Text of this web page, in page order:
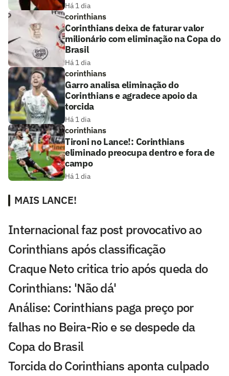
Há 1 dia
corinthians
Corinthians deixa de faturar valor
milionário com eliminação na Copa do
Brasil
Há 1 dia
corinthians
Garro analisa eliminação do
Corinthians e agradece apoio da
torcida
Há 1 dia
corinthians
Tironi no Lance!: Corinthians
eliminado preocupa dentro e fora de
campo
Há 1 dia
MAIS LANCE!
Internacional faz post provocativo ao
Corinthians após classificação
Craque Neto critica trio após queda do
Corinthians: 'Não dá'
Análise: Corinthians paga preço por
falhas no Beira-Rio e se despede da
Copa do Brasil
Torcida do Corinthians aponta culpado